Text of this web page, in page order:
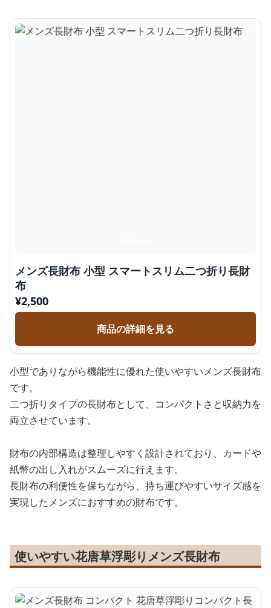
メンズ長財布 小型 スマートスリム二つ折り長財
布
¥2,500
商品の詳細を見る
小型でありながら機能性に優れた使いやすいメンズ長財布
です。
二つ折りタイプの長財布として、コンパクトさと収納力を
両立させています。
財布の内部構造は整理しやすく設計されており、カードや
紙幣の出し入れがスムーズに行えます。
長財布の利便性を保ちながら、持ち運びやすいサイズ感を
実現したメンズにおすすめの財布です。
使いやすい花唐草浮彫りメンズ長財布